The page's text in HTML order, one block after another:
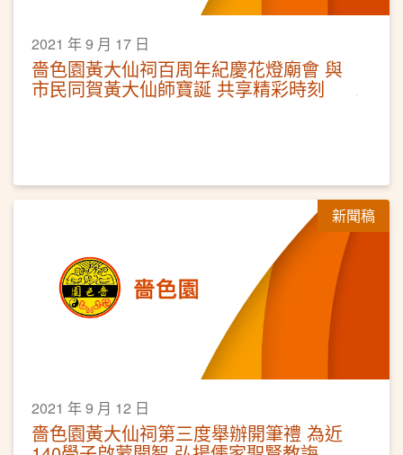
2021 年 9 月 17 日
嗇色園黃大仙祠百周年紀慶花燈廟會 與
市民同賀黃大仙師寶誕 共享精彩時刻
新聞稿
2021 年 9 月 12 日
嗇色園黃大仙祠第三度舉辦開筆禮 為近